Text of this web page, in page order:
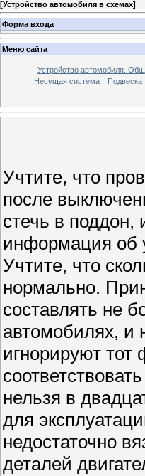
[Устройство автомобиля в схемах]
Форма входа
Меню сайта
Устройство автомобиля.
Несущая система
Подвеска
Учтите, что
после
стечь в поддон,
информация об
Учтите, что
нормально.
составлять не
автомобилях, и
игнорируют тот
нельзя в
для
недостаточно
деталей